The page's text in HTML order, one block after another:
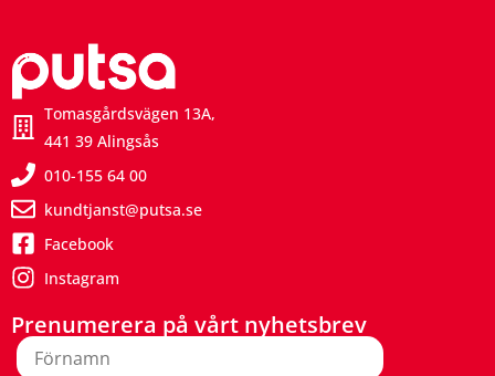
Tomasgårdsvägen 13A,
441 39 Alingsås
010-155 64 00
kundtjanst@putsa.se
Facebook
Instagram
Prenumerera på vårt nyhetsbrev